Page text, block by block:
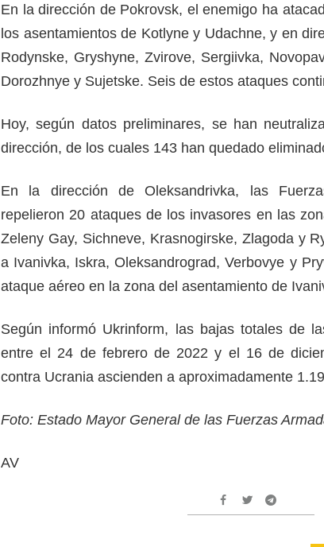
En la dirección de Pokrovsk, el enemigo ha
los asentamientos de Kotlyne y Udachne, y en
Rodynske, Gryshyne, Zvirove, Sergiivka,
Dorozhnye y Sujetske. Seis de estos ataques
Hoy, según datos preliminares, se han
dirección, de los cuales 143 han quedado
En la dirección de Oleksandrivka, las
repelieron 20 ataques de los invasores en las
Zeleny Gay, Sichneve, Krasnogirske, Zlagoda y
a Ivanivka, Iskra, Oleksandrograd, Verbovye y
ataque aéreo en la zona del asentamiento de
Según informó Ukrinform, las bajas totales de
entre el 24 de febrero de 2022 y el 16 de
contra Ucrania ascienden a aproximadamente
Foto: Estado Mayor General de las Fuerzas
AV